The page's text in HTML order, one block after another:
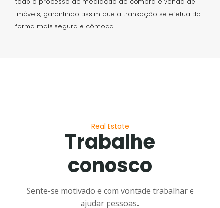
todo o processo de mediação de compra e venda de
imóveis, garantindo assim que a transação se efetua da
forma mais segura e cómoda.
Real Estate
Trabalhe
conosco
Sente-se motivado e com vontade trabalhar e
ajudar pessoas..